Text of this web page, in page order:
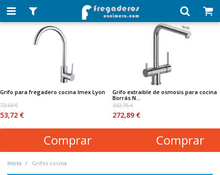
Grifo para fregadero cocina Imex Lyon
72,60 €
53,72 €
Comprar
Grifo extraible de osmosis para cocina
Borrás N...
332,75 €
272,89 €
Comprar
Inicio Grifos cocina